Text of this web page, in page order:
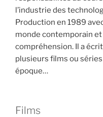
l’industrie des
Production en 1989
monde contemporain
compréhension. Il a
plusieurs films ou
époque…
Films